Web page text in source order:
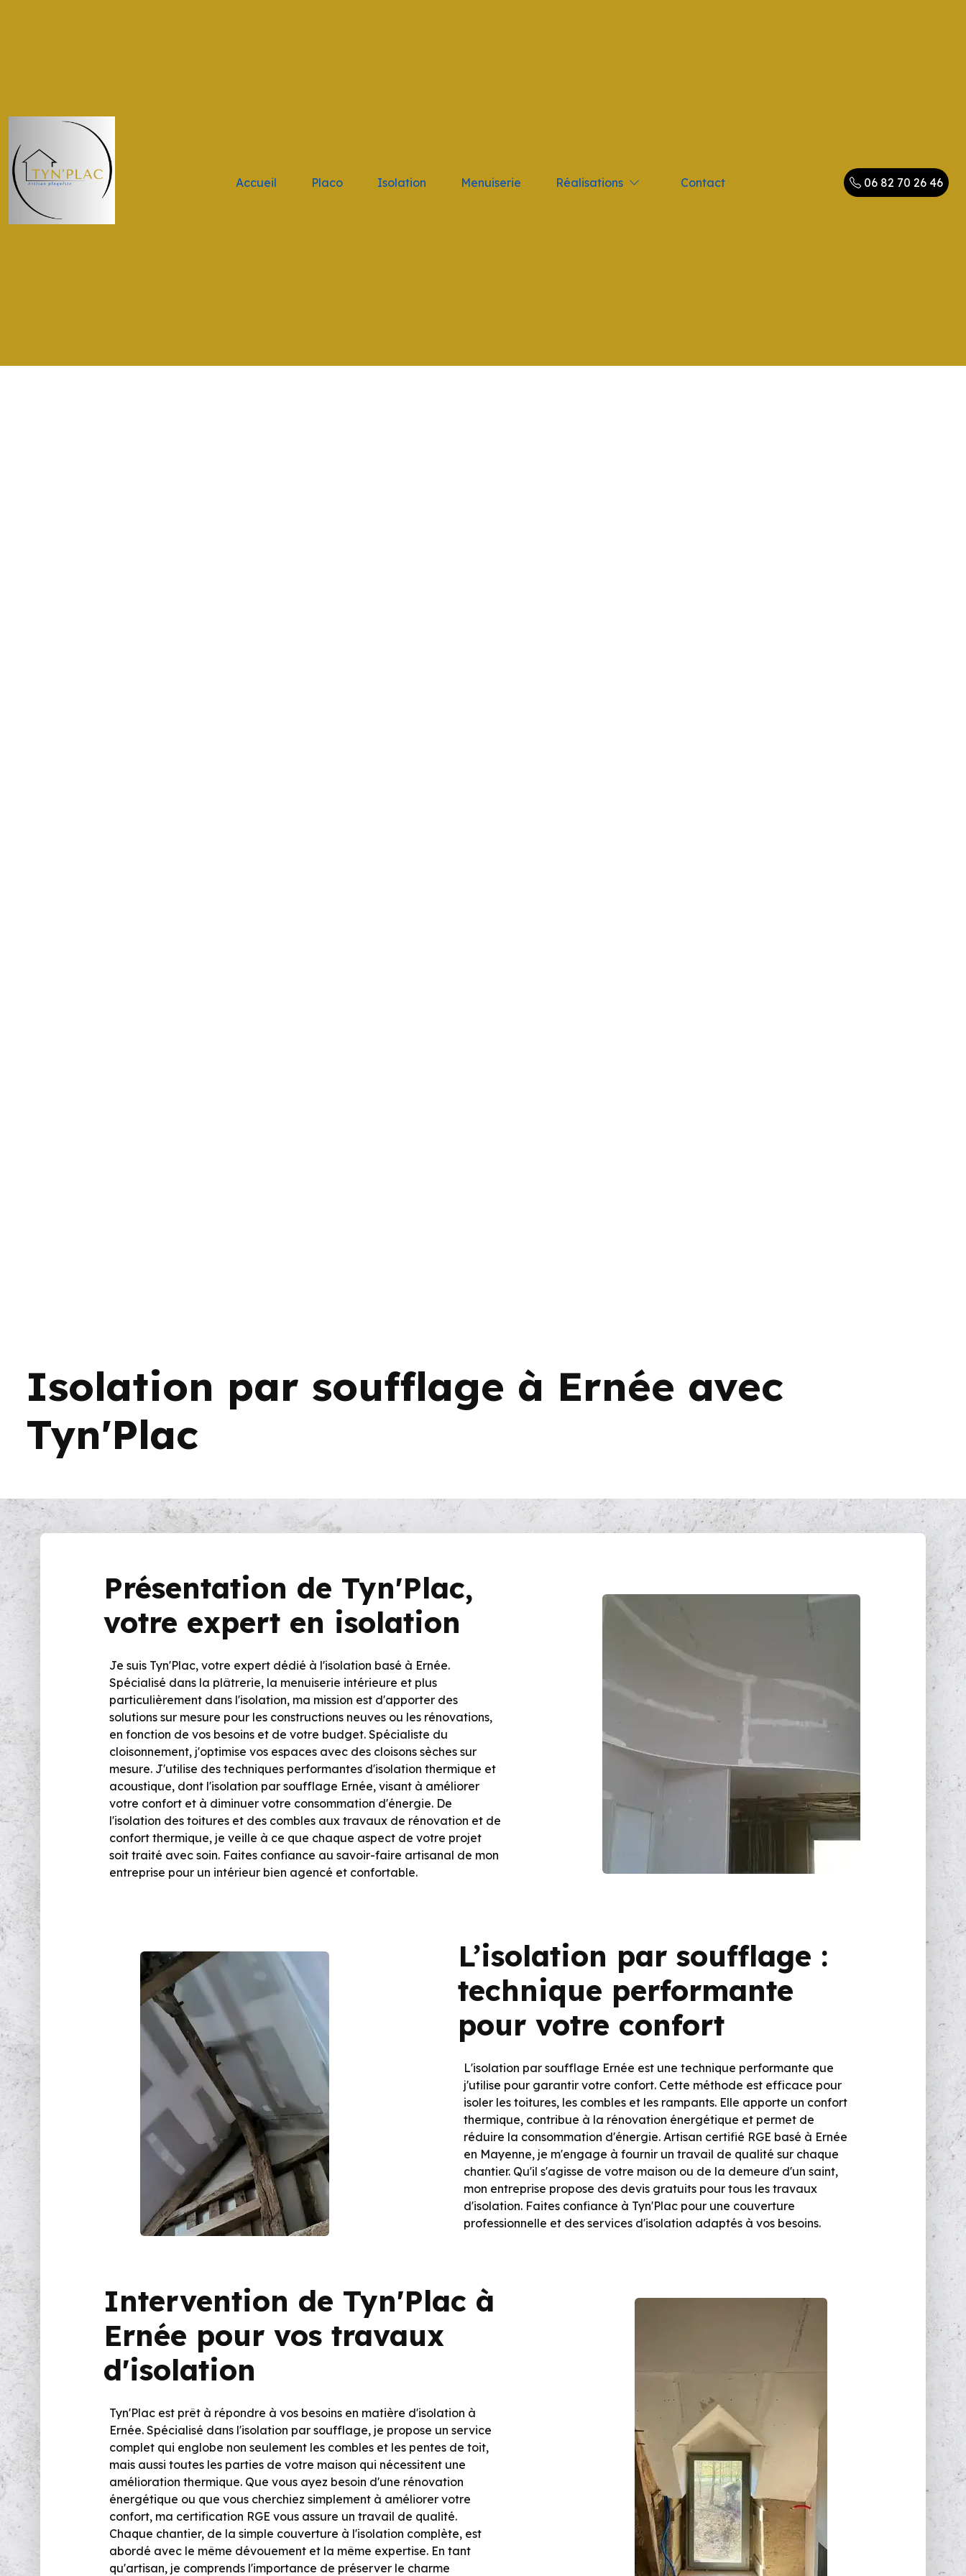
Accueil Placo Isolation Menuiserie Réalisations Contact 06 82 70 26 46
Isolation par soufflage à Ernée avec
Tyn'Plac
Présentation de Tyn'Plac,
votre expert en isolation
Je suis Tyn'Plac, votre expert dédié à l'isolation basé à Ernée.
Spécialisé dans la plâtrerie, la menuiserie intérieure et plus
particulièrement dans l'isolation, ma mission est d'apporter des
solutions sur mesure pour les constructions neuves ou les rénovations,
en fonction de vos besoins et de votre budget. Spécialiste du
cloisonnement, j'optimise vos espaces avec des cloisons sèches sur
mesure. J'utilise des techniques performantes d'isolation thermique et
acoustique, dont l'isolation par soufflage Ernée, visant à améliorer
votre confort et à diminuer votre consommation d'énergie. De
l'isolation des toitures et des combles aux travaux de rénovation et de
confort thermique, je veille à ce que chaque aspect de votre projet
soit traité avec soin. Faites confiance au savoir-faire artisanal de mon
entreprise pour un intérieur bien agencé et confortable.
L’isolation par soufflage :
technique performante
pour votre confort
L'isolation par soufflage Ernée est une technique performante que
j'utilise pour garantir votre confort. Cette méthode est efficace pour
isoler les toitures, les combles et les rampants. Elle apporte un confort
thermique, contribue à la rénovation énergétique et permet de
réduire la consommation d'énergie. Artisan certifié RGE basé à Ernée
en Mayenne, je m'engage à fournir un travail de qualité sur chaque
chantier. Qu'il s'agisse de votre maison ou de la demeure d'un saint,
mon entreprise propose des devis gratuits pour tous les travaux
d'isolation. Faites confiance à Tyn'Plac pour une couverture
professionnelle et des services d'isolation adaptés à vos besoins.
Intervention de Tyn'Plac à
Ernée pour vos travaux
d'isolation
Tyn'Plac est prêt à répondre à vos besoins en matière d'isolation à
Ernée. Spécialisé dans l'isolation par soufflage, je propose un service
complet qui englobe non seulement les combles et les pentes de toit,
mais aussi toutes les parties de votre maison qui nécessitent une
amélioration thermique. Que vous ayez besoin d'une rénovation
énergétique ou que vous cherchiez simplement à améliorer votre
confort, ma certification RGE vous assure un travail de qualité.
Chaque chantier, de la simple couverture à l'isolation complète, est
abordé avec le même dévouement et la même expertise. En tant
qu'artisan, je comprends l'importance de préserver le charme